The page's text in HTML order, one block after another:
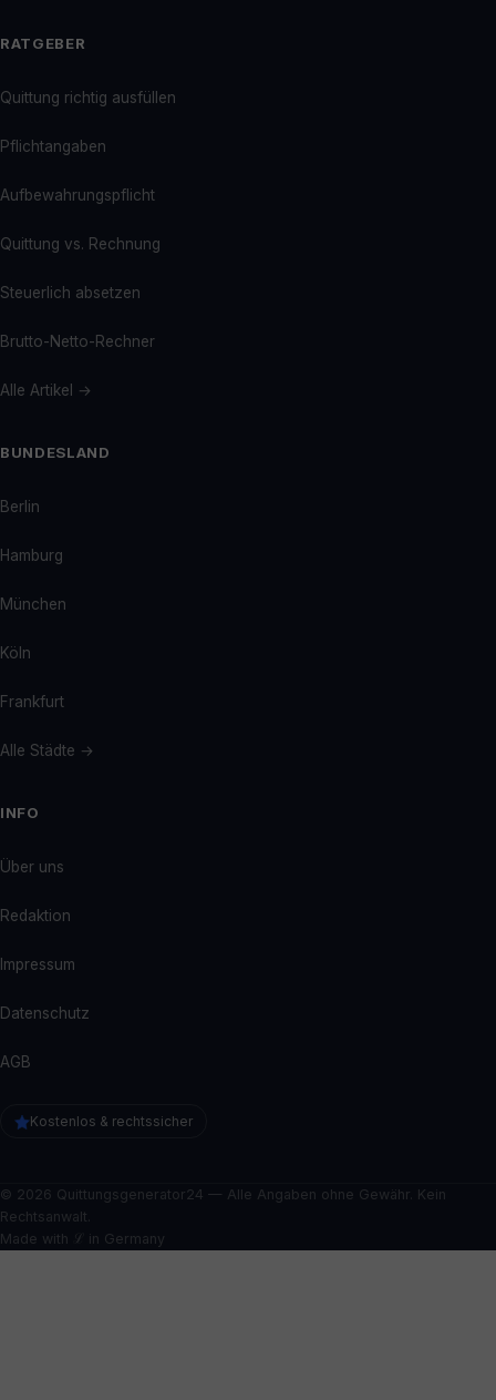
RATGEBER
Quittung richtig ausfüllen
Pflichtangaben
Aufbewahrungspflicht
Quittung vs. Rechnung
Steuerlich absetzen
Brutto-Netto-Rechner
Alle Artikel →
BUNDESLAND
Berlin
Hamburg
München
Köln
Frankfurt
Alle Städte →
INFO
Über uns
Redaktion
Impressum
Datenschutz
AGB
Kostenlos & rechtssicher
© 2026 Quittungsgenerator24 — Alle Angaben ohne Gewähr. Kein
Rechtsanwalt.
Made with ℒ in Germany